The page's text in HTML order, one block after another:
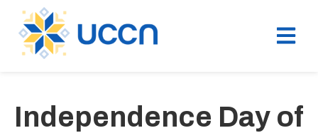
Independence Day of